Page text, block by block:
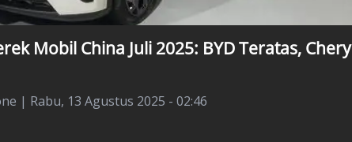
Mobil China Juli 2025: BYD Teratas, Chery
| Rabu, 13 Agustus 2025 - 02:46